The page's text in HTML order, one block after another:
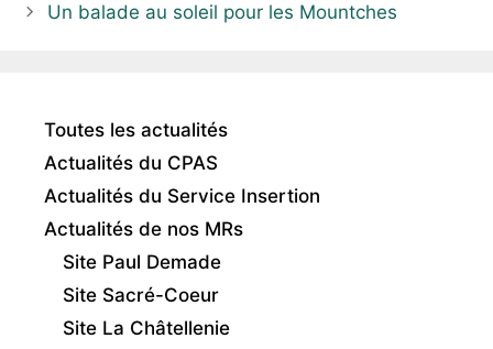
Un balade au soleil pour les Mountches
Toutes les actualités
Actualités du CPAS
Actualités du Service Insertion
Actualités de nos MRs
Site Paul Demade
Site Sacré-Coeur
Site La Châtellenie